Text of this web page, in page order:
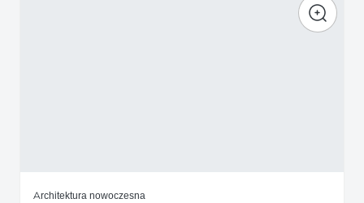
Architektura nowoczesna